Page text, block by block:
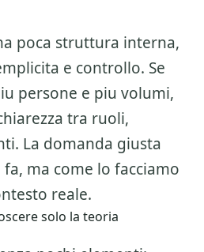
poca struttura interna,
e controllo. Se
persone e piu volumi,
tra ruoli,
La domanda giusta
ma come lo facciamo
reale.
solo la teoria